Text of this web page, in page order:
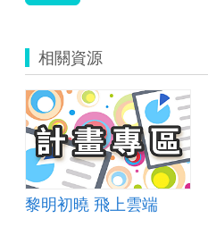
相關資源
黎明初曉 飛上雲端